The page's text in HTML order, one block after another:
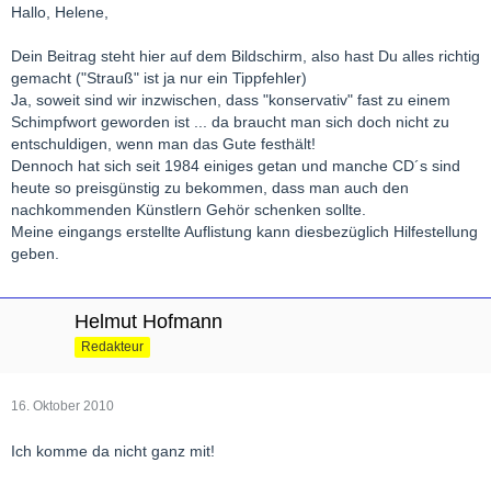
Hallo, Helene,
Dein Beitrag steht hier auf dem Bildschirm, also hast Du alles richtig
gemacht ("Strauß" ist ja nur ein Tippfehler)
Ja, soweit sind wir inzwischen, dass "konservativ" fast zu einem
Schimpfwort geworden ist ... da braucht man sich doch nicht zu
entschuldigen, wenn man das Gute festhält!
Dennoch hat sich seit 1984 einiges getan und manche CD´s sind
heute so preisgünstig zu bekommen, dass man auch den
nachkommenden Künstlern Gehör schenken sollte.
Meine eingangs erstellte Auflistung kann diesbezüglich Hilfestellung
geben.
Helmut Hofmann
Redakteur
16. Oktober 2010
Ich komme da nicht ganz mit!